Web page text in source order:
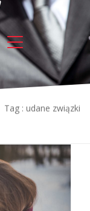
Tag : udane związki